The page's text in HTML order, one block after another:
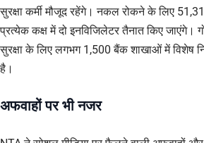
सुरक्षा कर्मी मौजूद रहेंगे। नकल रोकने के लिए
प्रत्येक कक्ष में दो इनविजिलेटर तैनात किए जाएंगे।
सुरक्षा के लिए लगभग 1,500 बैंक शाखाओं में विशेष
है।
अफवाहों पर भी नजर